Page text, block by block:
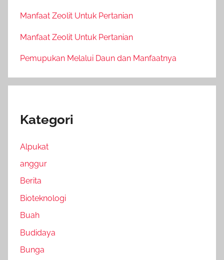
Manfaat Zeolit Untuk Pertanian
Manfaat Zeolit Untuk Pertanian
Pemupukan Melalui Daun dan Manfaatnya
Kategori
Alpukat
anggur
Berita
Bioteknologi
Buah
Budidaya
Bunga